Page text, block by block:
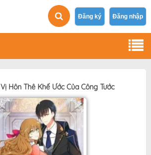
Đăng ký Đăng nhập
Vị Hôn Thê Khế Ước Của Công Tước